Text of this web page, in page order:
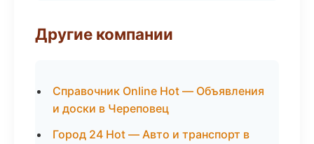
Другие компании
Справочник Online Hot — Объявления
и доски в Череповец
Город 24 Hot — Авто и транспорт в